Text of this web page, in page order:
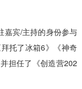
嘉宾/主持的身份参与
托了冰箱6》《神奇
担任了《创造营202